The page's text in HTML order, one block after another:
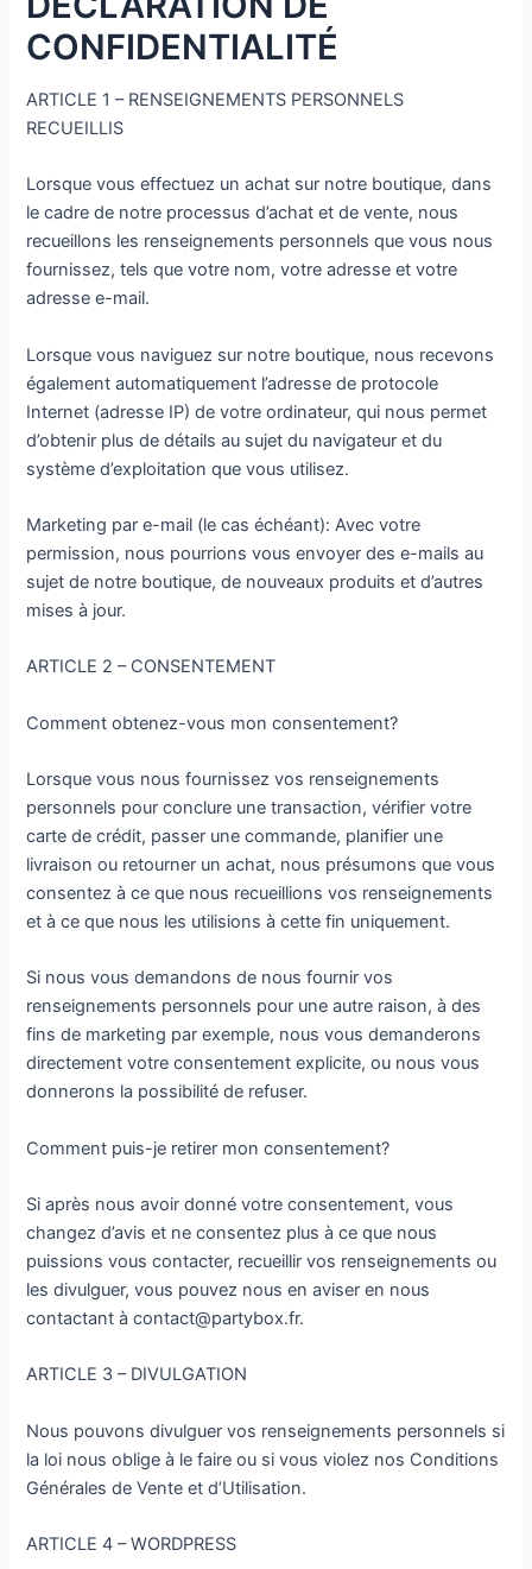
CONFIDENTIALITÉ
ARTICLE 1 – RENSEIGNEMENTS PERSONNELS
RECUEILLIS
Lorsque vous effectuez un achat sur notre boutique, dans
le cadre de notre processus d’achat et de vente, nous
recueillons les renseignements personnels que vous nous
fournissez, tels que votre nom, votre adresse et votre
adresse e-mail.
Lorsque vous naviguez sur notre boutique, nous recevons
également automatiquement l’adresse de protocole
Internet (adresse IP) de votre ordinateur, qui nous permet
d’obtenir plus de détails au sujet du navigateur et du
système d’exploitation que vous utilisez.
Marketing par e-mail (le cas échéant): Avec votre
permission, nous pourrions vous envoyer des e-mails au
sujet de notre boutique, de nouveaux produits et d’autres
mises à jour.
ARTICLE 2 – CONSENTEMENT
Comment obtenez-vous mon consentement?
Lorsque vous nous fournissez vos renseignements
personnels pour conclure une transaction, vérifier votre
carte de crédit, passer une commande, planifier une
livraison ou retourner un achat, nous présumons que vous
consentez à ce que nous recueillions vos renseignements
et à ce que nous les utilisions à cette fin uniquement.
Si nous vous demandons de nous fournir vos
renseignements personnels pour une autre raison, à des
fins de marketing par exemple, nous vous demanderons
directement votre consentement explicite, ou nous vous
donnerons la possibilité de refuser.
Comment puis-je retirer mon consentement?
Si après nous avoir donné votre consentement, vous
changez d’avis et ne consentez plus à ce que nous
puissions vous contacter, recueillir vos renseignements ou
les divulguer, vous pouvez nous en aviser en nous
contactant à contact@partybox.fr.
ARTICLE 3 – DIVULGATION
Nous pouvons divulguer vos renseignements personnels si
la loi nous oblige à le faire ou si vous violez nos Conditions
Générales de Vente et d’Utilisation.
ARTICLE 4 – WORDPRESS